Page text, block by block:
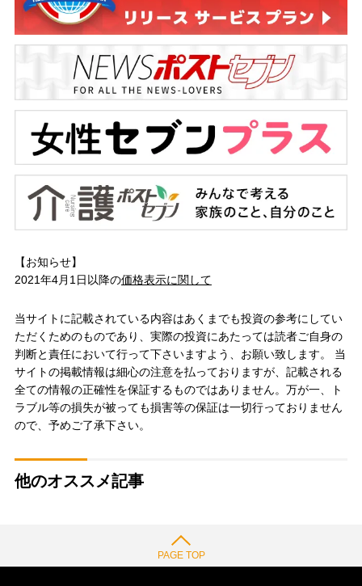
【お知らせ】
2021年4月1日以降の価格表示に関して
当サイトに記載されている内容はあくまでも投資の参考にしてい
ただくためのものであり、実際の投資にあたっては読者ご自身の
判断と責任において行って下さいますよう、お願い致します。 当
サイトの掲載情報は細心の注意を払っておりますが、記載される
全ての情報の正確性を保証するものではありません。万が一、ト
ラブル等の損失が被っても損害等の保証は一切行っておりません
ので、予めご了承下さい。
他のオススメ記事
PAGE TOP